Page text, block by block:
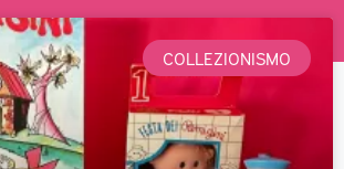
COLLEZIONISMO